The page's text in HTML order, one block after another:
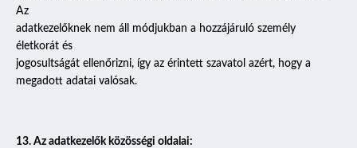
Az
adatkezelőknek nem áll módjukban a hozzájáruló személy
életkorát és
jogosultságát ellenőrizni, így az érintett szavatol azért, hogy a
megadott adatai valósak.
13. Az adatkezelők közösségi oldalai: